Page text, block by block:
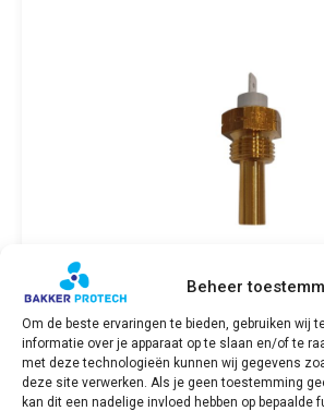
Beheer
Om de beste ervaringen te bieden, gebruiken wij
informatie over je apparaat op te slaan en/of te
met deze technologieën kunnen wij gegevens
deze site verwerken. Als je geen toestemming
kan dit een nadelige invloed hebben op bepaalde
Temperatuur sensor SABB
€ 46,03 incl. BTW